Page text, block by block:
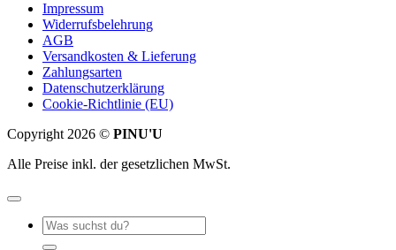
Impressum
Widerrufsbelehrung
AGB
Versandkosten & Lieferung
Zahlungsarten
Datenschutzerklärung
Cookie-Richtlinie (EU)
Copyright 2026 © PINU'U
Alle Preise inkl. der gesetzlichen MwSt.
Suche
nach: